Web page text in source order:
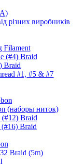
різних виробників
Filament
(#4) Braid
Braid
#1, #5 & #7
(наборы ниток)
Braid
Braid
Braid (5m)